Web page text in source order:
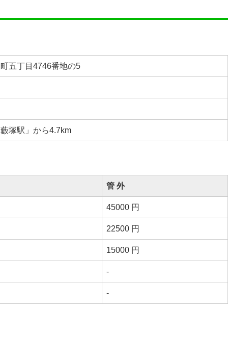
五丁目4746番地の5
塚駅」から4.7km
管 外
45000 円
22500 円
15000 円
-
-